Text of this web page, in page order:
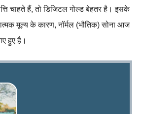
चाहते हैं, तो डिजिटल गोल्ड बेहतर है। इसके
मूल्य के कारण, नॉर्मल (भौतिक) सोना आज
हुए है।